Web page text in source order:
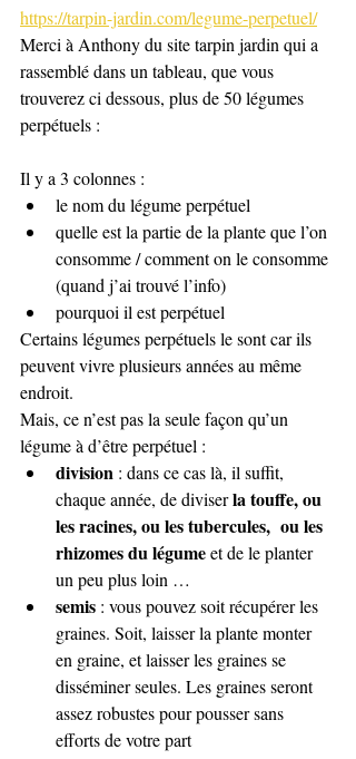
https://tarpin-jardin.com/legume-perpetuel/
Merci à Anthony du site tarpin jardin qui a
rassemblé dans un tableau, que vous
trouverez ci dessous, plus de 50 légumes
perpétuels :
Il y a 3 colonnes :
le nom du légume perpétuel
quelle est la partie de la plante que l’on
consomme / comment on le consomme
(quand j’ai trouvé l’info)
pourquoi il est perpétuel
Certains légumes perpétuels le sont car ils
peuvent vivre plusieurs années au même
endroit.
Mais, ce n’est pas la seule façon qu’un
légume à d’être perpétuel :
division : dans ce cas là, il suffit,
chaque année, de diviser la touffe, ou
les racines, ou les tubercules,  ou les
rhizomes du légume et de le planter
un peu plus loin …
semis : vous pouvez soit récupérer les
graines. Soit, laisser la plante monter
en graine, et laisser les graines se
disséminer seules. Les graines seront
assez robustes pour pousser sans
efforts de votre part